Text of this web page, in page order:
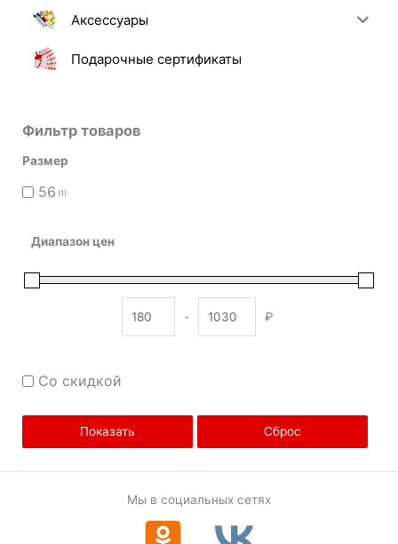
Аксессуары
Подарочные сертификаты
Фильтр товаров
Размер
56 (1)
Диапазон цен
-
₽
Со скидкой
Показать Сброс
Мы в социальных сетях